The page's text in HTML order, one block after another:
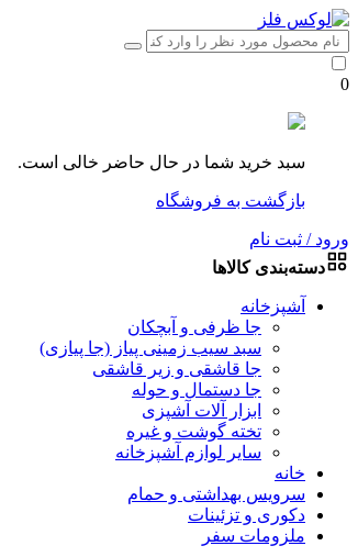
0
سبد خرید شما در حال حاضر خالی است.
بازگشت به فروشگاه
ورود / ثبت نام
دسته‌بندی کالاها
آشپزخانه
جا ظرفی و آبچکان
سبد سیب زمینی پیاز (جا پیازی)
جا قاشقی و زیر قاشقی
جا دستمال و حوله
ابزار آلات آشپزی
تخته گوشت و غیره
سایر لوازم آشپزخانه
خانه
سرویس بهداشتی و حمام
دکوری و تزئینات
ملزومات سفر